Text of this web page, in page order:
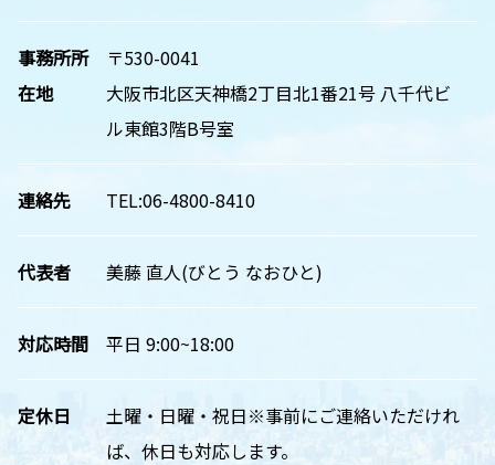
事務所所
在地
〒530-0041
大阪市北区天神橋2丁目北1番21号 八千代ビ
ル東館3階B号室
連絡先 TEL:06-4800-8410
代表者 美藤 直人(びとう なおひと)
対応時間 平日 9:00~18:00
定休日
土曜・日曜・祝日※事前にご連絡いただけれ
ば、休日も対応します。